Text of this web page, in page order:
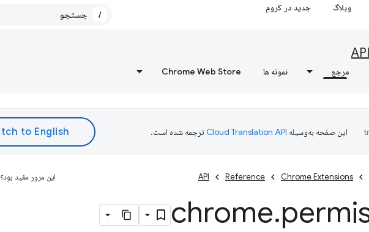
وبلاگ جدید در کروم
/
API
مرجع نمونه ها Chrome Web Store
این صفحه به‌وسیله ترجمه شده است.
Chrome Extensions
Reference
API این مرور مفید بود؟
chrome.